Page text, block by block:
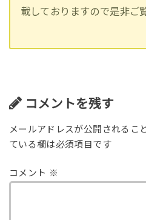
載しておりますので是非ご
コメントを残す
メールアドレスが公開されるこ
ている欄は必須項目です
コメント ※